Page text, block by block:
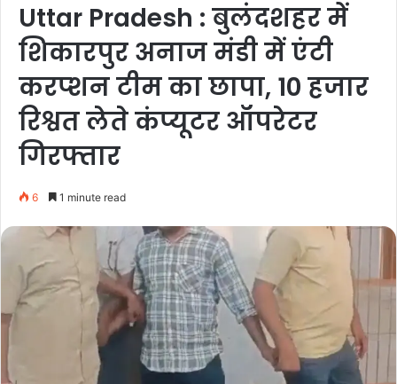
Uttar Pradesh : बुलंदशहर में
शिकारपुर अनाज मंडी में एंटी
करप्शन टीम का छापा, 10 हजार
रिश्वत लेते कंप्यूटर ऑपरेटर
गिरफ्तार
6 1 minute read